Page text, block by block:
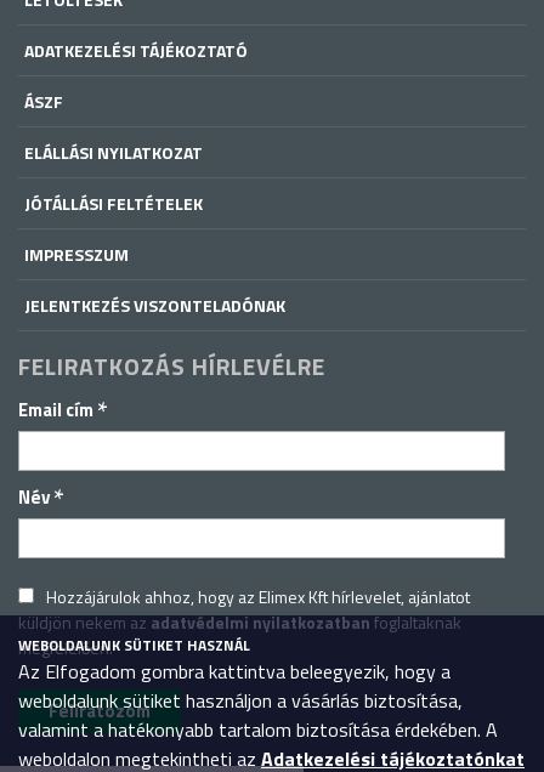
ADATKEZELÉSI TÁJÉKOZTATÓ
ÁSZF
ELÁLLÁSI NYILATKOZAT
JÓTÁLLÁSI FELTÉTELEK
IMPRESSZUM
JELENTKEZÉS VISZONTELADÓNAK
FELIRATKOZÁS HÍRLEVÉLRE
Email cím *
Név*
Hozzájárulok ahhoz, hogy az Elimex Kft hírlevelet, ajánlatot
küldjön nekem azadatvédelmi nyilatkozatbanfoglaltaknak
megfelelően.
WEBOLDALUNK SÜTIKET HASZNÁL
Az Elfogadom gombra kattintva beleegyezik, hogy a
weboldalunk sütiket használjon a vásárlás biztosítása,
valamint a hatékonyabb tartalom biztosítása érdekében. A
weboldalon megtekintheti az Adatkezelési tájékoztatónkat